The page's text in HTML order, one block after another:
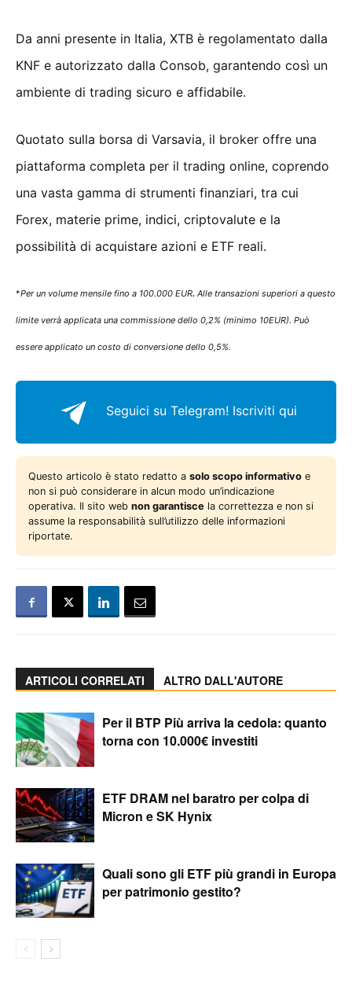
Da anni presente in Italia, XTB è regolamentato dalla
KNF e autorizzato dalla Consob, garantendo così un
ambiente di trading sicuro e affidabile.
Quotato sulla borsa di Varsavia, il broker offre una
piattaforma completa per il trading online, coprendo
una vasta gamma di strumenti finanziari, tra cui
Forex, materie prime, indici, criptovalute e la
possibilità di acquistare azioni e ETF reali.
*Per un volume mensile fino a 100.000 EUR. Alle transazioni superiori a questo
limite verrà applicata una commissione dello 0,2% (minimo 10EUR). Può
essere applicato un costo di conversione dello 0,5%.
Seguici su Telegram! Iscriviti qui
Questo articolo è stato redatto a solo scopo informativo e
non si può considerare in alcun modo un’indicazione
operativa. Il sito web non garantisce la correttezza e non si
assume la responsabilità sull’utilizzo delle informazioni
riportate.
ARTICOLI CORRELATI ALTRO DALL'AUTORE
Per il BTP Più arriva la cedola: quanto
torna con 10.000€ investiti
ETF DRAM nel baratro per colpa di
Micron e SK Hynix
Quali sono gli ETF più grandi in Europa
per patrimonio gestito?